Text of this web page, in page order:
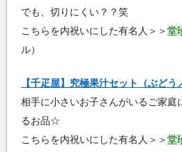
でも、切りにくい？？笑
こちらを内祝いにした有名人＞＞堂
ル）
【千疋屋】究極果汁セット（ぶどう
相手に小さいお子さんがいるご家庭
るお品☆
こちらを内祝いにした有名人＞＞堂